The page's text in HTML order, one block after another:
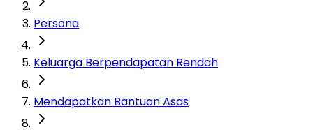
Persona
Keluarga Berpendapatan Rendah
Mendapatkan Bantuan Asas